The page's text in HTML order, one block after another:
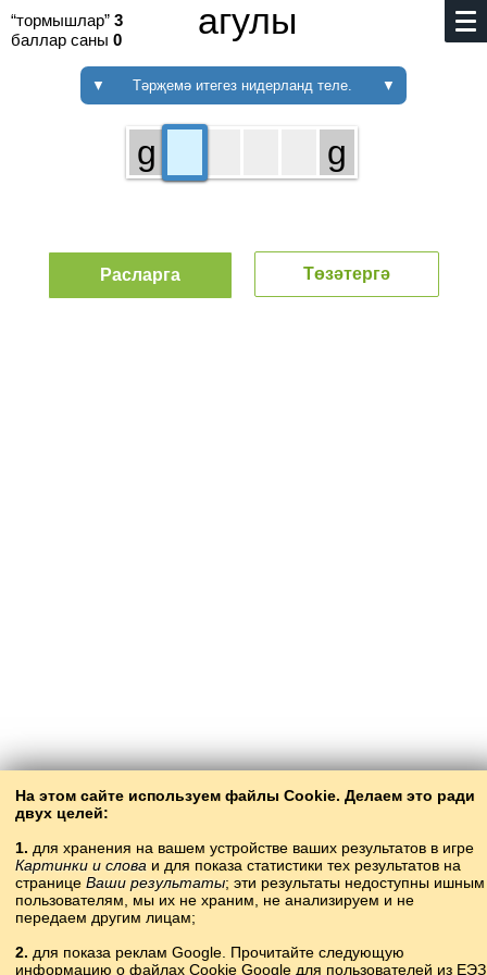
“тормышлар” 3
баллар саны 0 агулы
▼ Тәрҗемә итегез нидерланд теле. ▼
На этом сайте используем файлы Cookie. Делаем это ради
двух целей:
1. для хранения на вашем устройстве ваших результатов в игре
Картинки и слова и для показа статистики тех результатов на
странице Ваши результаты; эти результаты недоступны ишным
пользователям, мы их не храним, не анализируем и не
передаем другим лицам;
2. для показа реклам Google. Прочитайте следующую
информацию о файлах Cookie Google для пользователей из ЕЭЗ